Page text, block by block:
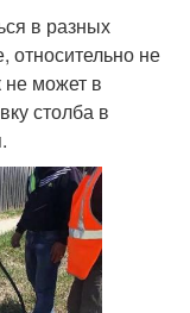
в разных
не
не может в
столба в